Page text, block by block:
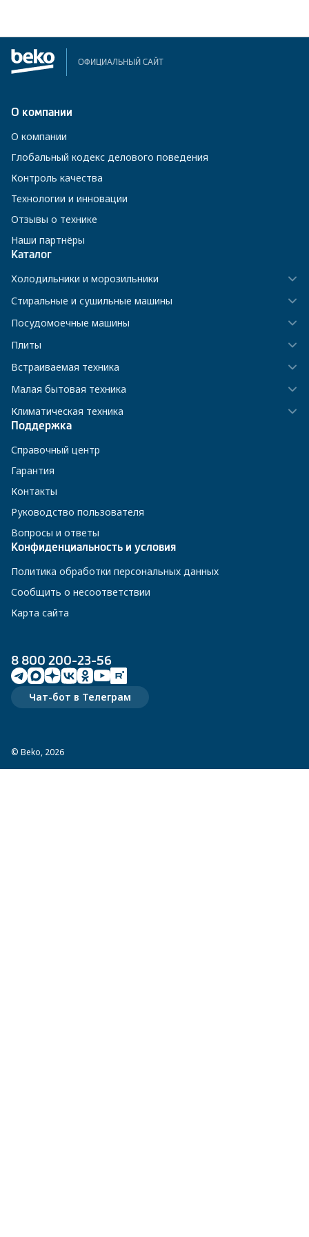
ОФИЦИАЛЬНЫЙ САЙТ
© Beko, 2026
О компании
О компании
Глобальный кодекс делового поведения
Контроль качества
Технологии и инновации
Отзывы о технике
Наши партнёры
Каталог
Холодильники и морозильники
Стиральные и сушильные машины
Посудомоечные машины
Плиты
Встраиваемая техника
Малая бытовая техника
Климатическая техника
Поддержка
Справочный центр
Гарантия
Контакты
Руководство пользователя
Вопросы и ответы
Конфиденциальность и условия
Политика обработки персональных данных
Сообщить о несоответствии
Карта сайта
8 800 200-23-56
Чат-бот в Телеграм